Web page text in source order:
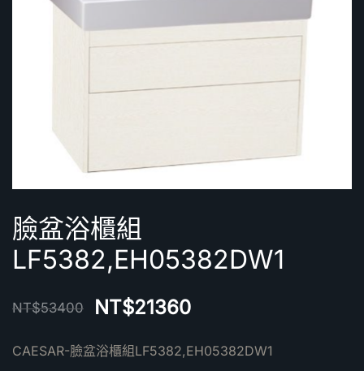
臉盆浴櫃組
LF5382,EH05382DW1
NT$53400 NT$21360
CAESAR-臉盆浴櫃組LF5382,EH05382DW1